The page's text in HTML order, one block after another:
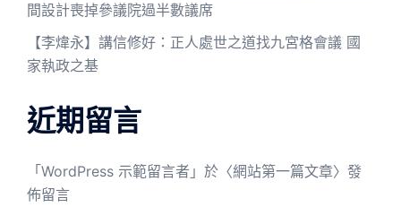
間設計喪掉參議院過半數議席
【李煒永】講信修好：正人處世之道找九宮格會議 國
家執政之基
近期留言
「 WordPress 示範留言者 」於〈網站第一篇文章〉發
佈留言